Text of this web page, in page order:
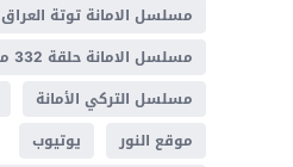
مسلسل الامانة توتة العراق
مسلسل الامانة حلقة 332 مترجمة
مسلسل التركي الأمانة
موقع النور
يوتيوب